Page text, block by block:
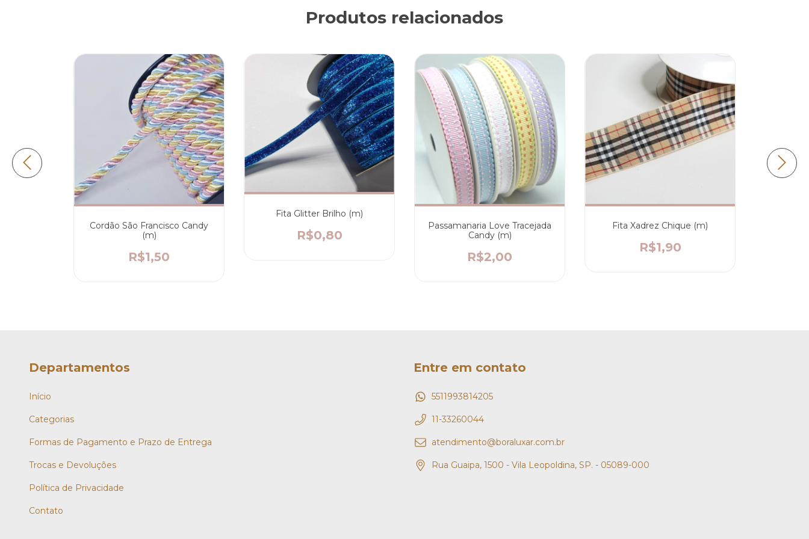
Produtos relacionados
Cordão São Francisco Candy
(m)
R$1,50
Fita Glitter Brilho (m)
R$0,80
Passamanaria Love Tracejada
Candy (m)
R$2,00
Fita Xadrez Chique (m)
R$1,90
Departamentos
Início
Categorias
Formas de Pagamento e Prazo de Entrega
Trocas e Devoluções
Política de Privacidade
Contato
Entre em contato
5511993814205
11-33260044
atendimento@boraluxar.com.br
Rua Guaipa, 1500 - Vila Leopoldina, SP. - 05089-000